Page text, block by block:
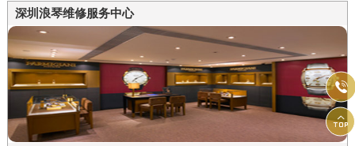
深圳浪琴维修服务中心

